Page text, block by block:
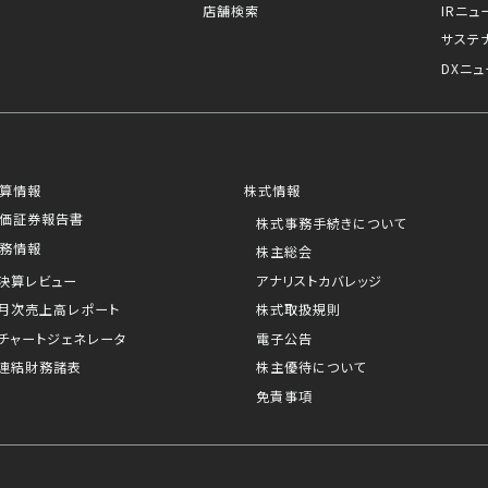
店舗検索
IRニュ
サステ
DXニ
情報
証券報告書
情報
算レビュー
次売上高レポート
ャートジェネレータ
結財務諸表
株式情報
株式事務手続きについて
株主総会
アナリストカバレッジ
株式取扱規則
電子公告
株主優待について
免責事項